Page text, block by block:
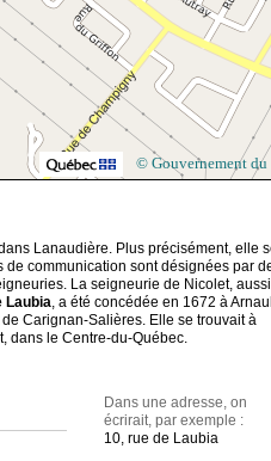
© Gouvernement du
Lanaudière. Plus précisément, elle
de communication sont désignées par
La seigneurie de Nicolet, aussi
Laubia, a été concédée en 1672 à
Carignan-Salières. Elle se trouvait à
dans le Centre-du-Québec.
Dans une adresse, on
écrirait, par exemple :
10, rue de Laubia